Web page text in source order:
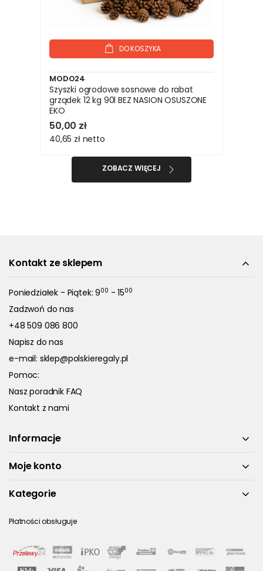
DO KOSZYKA
MODO24
Szyszki ogrodowe sosnowe do rabat
grządek 12 kg 90l BEZ NASION OSUSZONE
EKO
50,00 zł
40,65 zł netto
ZOBACZ WIĘCEJ
Kontakt ze sklepem
Poniedziałek - Piątek: 900 - 1500
Zadzwoń do nas
+48 509 086 800
Napisz do nas
e-mail: sklep@polskieregaly.pl
Pomoc:
Nasz poradnik FAQ
Kontakt z nami
Informacje
Moje konto
Kategorie
Płatności obsługuje